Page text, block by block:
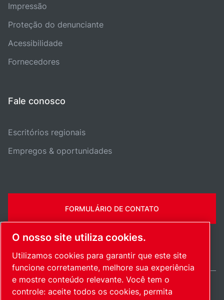
Impressão
Proteção do denunciante
Acessibilidade
Fornecedores
Fale conosco
Escritórios regionais
Empregos & oportunidades
FORMULÁRIO DE CONTATO
Brazil / PT
O nosso site utiliza cookies.
Utilizamos cookies para garantir que este site
funcione corretamente, melhore sua experiência
e mostre conteúdo relevante. Você tem o
controle: aceite todos os cookies, permita